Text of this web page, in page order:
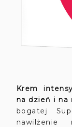
Krem
na dzień i na
bogatej
nawilżenie